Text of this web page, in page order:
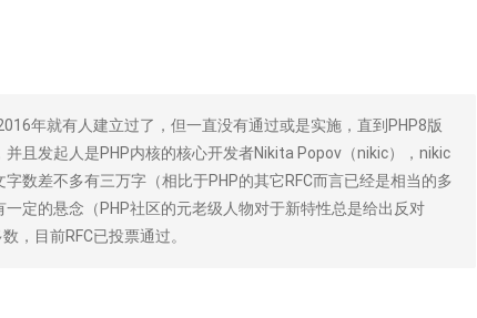
年就有人建立过了，但一直没有通过或是实施，直到PHP8版
且发起人是PHP内核的核心开发者Nikita Popov（nikic），nikic
数差不多有三万字（相比于PHP的其它RFC而言已经是相当的多
一定的悬念（PHP社区的元老级人物对于新特性总是给出反对
，目前RFC已投票通过。